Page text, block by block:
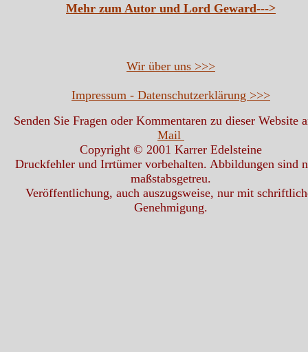
Mehr zum Autor und Lord Geward--->
Wir über uns >>>
Impressum - Datenschutzerklärung >>>
Senden Sie Fragen oder Kommentaren zu dieser Website
Mail
Copyright © 2001 Karrer Edelsteine
Druckfehler und Irrtümer vorbehalten. Abbildungen sind
maßstabsgetreu.
Veröffentlichung, auch auszugsweise, nur mit
Genehmigung.